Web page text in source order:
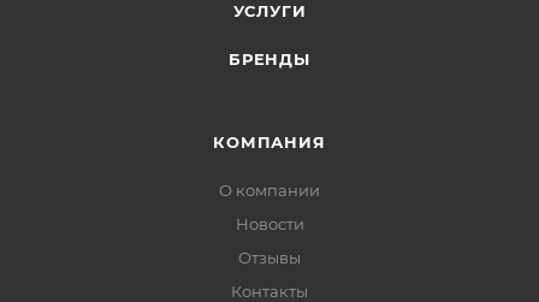
УСЛУГИ
БРЕНДЫ
КОМПАНИЯ
О компании
Новости
Отзывы
Контакты